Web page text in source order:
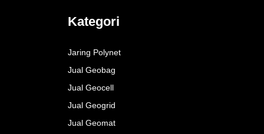
Kategori
Jaring Polynet
Jual Geobag
Jual Geocell
Jual Geogrid
Jual Geomat